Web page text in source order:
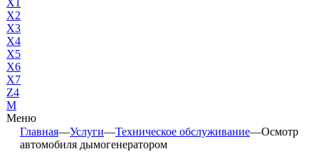
X1
X2
X3
X4
X5
X6
X7
Z4
М
Меню
Главная—Услуги—Техническое обслуживание—Осмотр
автомобиля дымогенератором